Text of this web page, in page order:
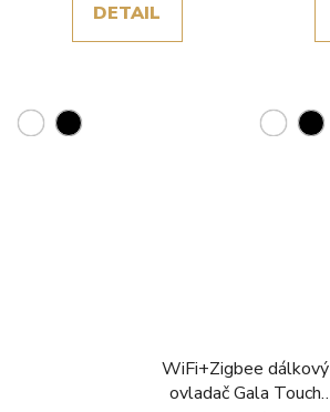
DETAIL
WiFi+Zigbee dálkový
ovladač Gala Touch